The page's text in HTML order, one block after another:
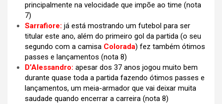
principalmente na velocidade que impõe ao time (nota
7)
Sarrafiore: já está mostrando um futebol para ser
titular este ano, além do primeiro gol da partida (o seu
segundo com a camisa Colorada) fez também ótimos
passes e lançamentos (nota 8)
D’Alessandro: apesar dos 37 anos jogou muito bem
durante quase toda a partida fazendo ótimos passes e
lançamentos, um meia-armador que vai deixar muita
saudade quando encerrar a carreira (nota 8)